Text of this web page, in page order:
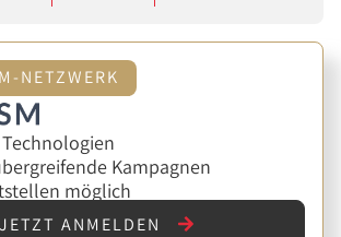
NETZWERK
Kampagnen
möglich
JETZT ANMELDEN